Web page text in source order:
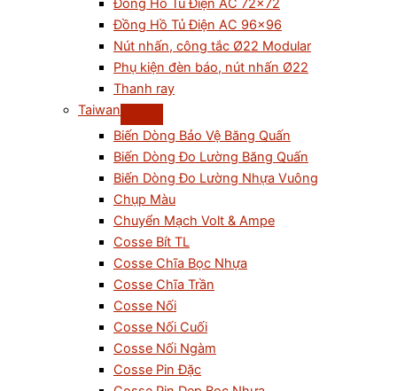
Đồng Hồ Tủ Điện AC 72×72
Đồng Hồ Tủ Điện AC 96×96
Nút nhấn, công tắc Ø22 Modular
Phụ kiện đèn báo, nút nhấn Ø22
Thanh ray
Taiwan
Biến Dòng Bảo Vệ Băng Quấn
Biến Dòng Đo Lường Băng Quấn
Biến Dòng Đo Lường Nhựa Vuông
Chụp Màu
Chuyển Mạch Volt & Ampe
Cosse Bít TL
Cosse Chĩa Bọc Nhựa
Cosse Chĩa Trần
Cosse Nối
Cosse Nối Cuối
Cosse Nối Ngàm
Cosse Pin Đặc